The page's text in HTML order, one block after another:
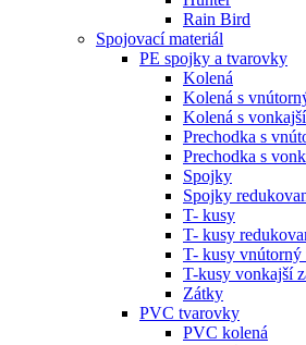
Rain Bird
Spojovací materiál
PE spojky a tvarovky
Kolená
Kolená s
Kolená s
Prechodka s
Prechodka s
Spojky
Spojky
T- kusy
T- kusy
T- kusy vnútorný
T-kusy vonkajší
Zátky
PVC tvarovky
PVC kolená